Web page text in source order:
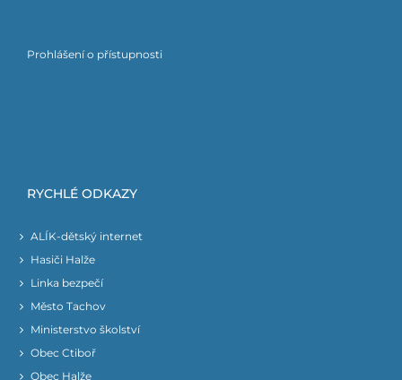
Prohlášení o přístupnosti
RYCHLÉ ODKAZY
ALÍK-dětský internet
Hasiči Halže
Linka bezpečí
Město Tachov
Ministerstvo školství
Obec Ctiboř
Obec Halže